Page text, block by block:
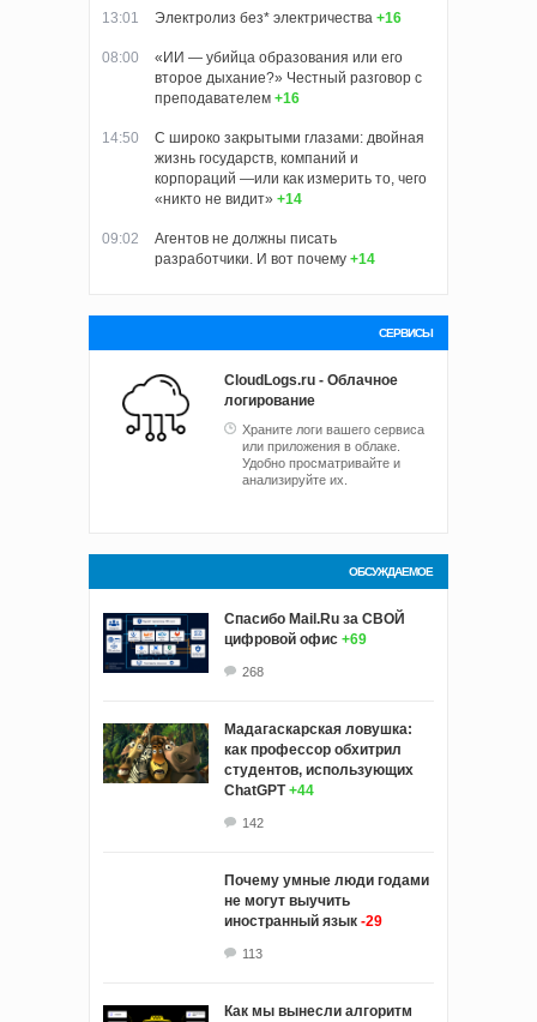
13:01 Электролиз без* электричества +16
08:00
«ИИ — убийца образования или его
второе дыхание?» Честный разговор с
преподавателем +16
14:50
С широко закрытыми глазами: двойная
жизнь государств, компаний и
корпораций —или как измерить то, чего
«никто не видит» +14
09:02
Агентов не должны писать
разработчики. И вот почему +14
СЕРВИСЫ
CloudLogs.ru - Облачное
логирование
Храните логи вашего сервиса
или приложения в облаке.
Удобно просматривайте и
анализируйте их.
ОБСУЖДАЕМОЕ
Спасибо Mail.Ru за СВОЙ
цифровой офис +69
268
Мадагаскарская ловушка:
как профессор обхитрил
студентов, использующих
ChatGPT +44
142
Почему умные люди годами
не могут выучить
иностранный язык -29
113
Как мы вынесли алгоритм